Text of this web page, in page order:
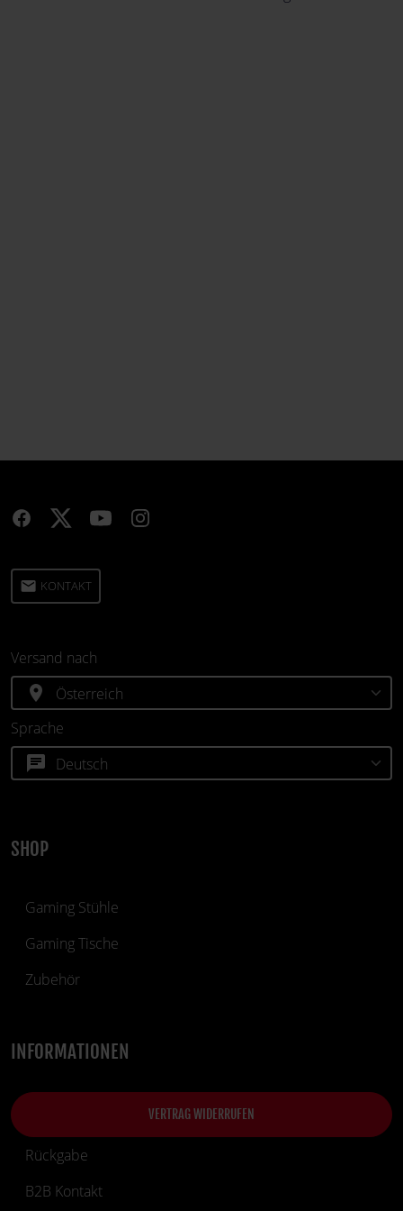
email KONTAKT
SHOP
Gaming Stühle
Gaming Tische
Zubehör
INFORMATIONEN
VERTRAG WIDERRUFEN
Rückgabe
B2B Kontakt
Versand nach
location_on
Sprache
chat